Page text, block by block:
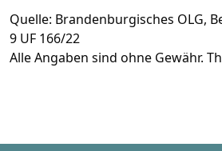
Quelle: Brandenburgisches OLG,
9 UF 166/22
Alle Angaben sind ohne Gewähr.